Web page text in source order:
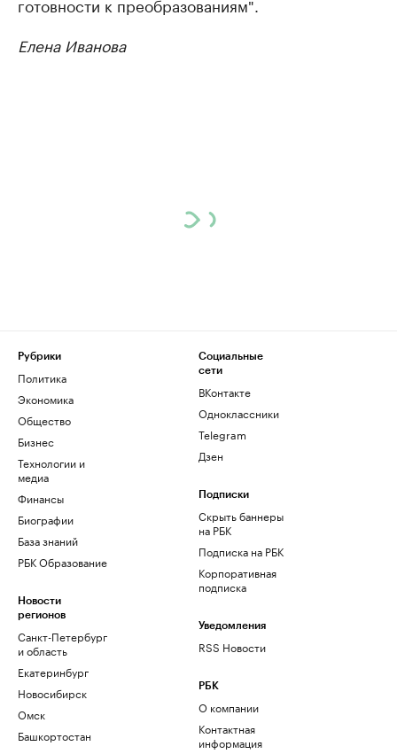
Елена Иванова
Рубрики
Политика
Экономика
Общество
Бизнес
Технологии и
медиа
Финансы
Биографии
База знаний
РБК Образование
Новости
регионов
Санкт-Петербург
и область
Екатеринбург
Новосибирск
Омск
Башкортостан
Социальные
сети
ВКонтакте
Одноклассники
Telegram
Дзен
Подписки
Скрыть баннеры
на РБК
Подписка на РБК
Корпоративная
подписка
Уведомления
RSS Новости
РБК
О компании
Контактная
информация